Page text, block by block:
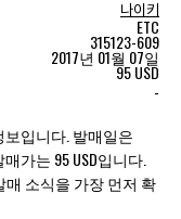
나이키
ETC
315123-609
2017년 01월 07일
95 USD
-
보입니다. 발매일은
가는 95 USD입니다.
소식을 가장 먼저 확